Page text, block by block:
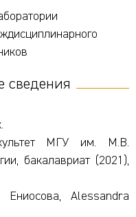
сведения
МГУ им. М.В.
бакалавриат (2021),
Alessandra